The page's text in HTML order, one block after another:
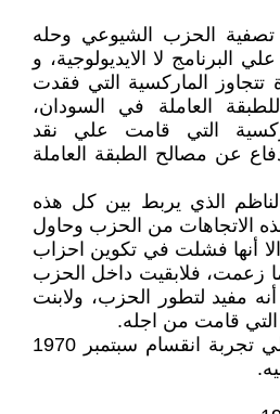
الحزب الشيوعي وحله
البرنامج لا الايديولوجية، و
تتجاوز الماركسية التي فقدت
العاملة في السودان،
التي قامت علي نقد
عن مصالح الطبقة العاملة
الذي يربط بين كل هذه
الاتجاهات من الحزب وحاول
أنها فشلت في تكوين احزاب
زعمت، فلابقيت داخل الحزب
مفيد لتطور الحزب، ولابنت
التي قامت من اجله.
ونركز في هذا المقال علي تجربة انقسام سبتمبر 1970